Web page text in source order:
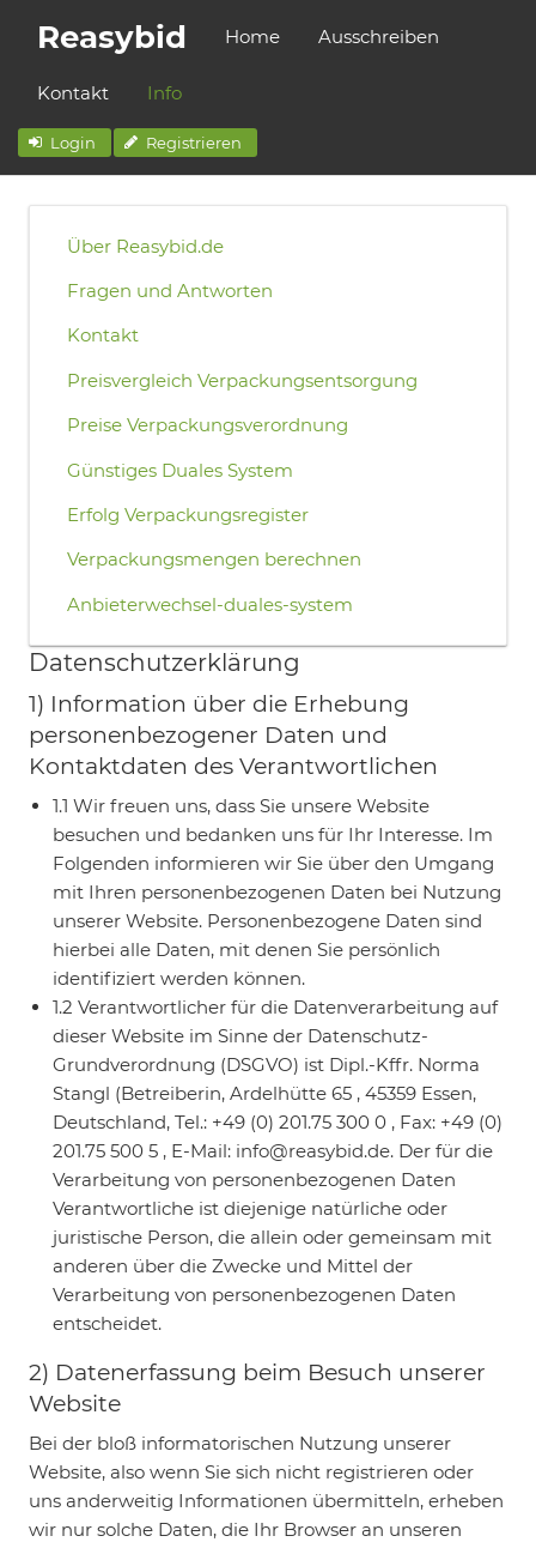
Reasybid Home Ausschreiben
Kontakt Info
Login Registrieren
Über Reasybid.de
Fragen und Antworten
Kontakt
Preisvergleich Verpackungsentsorgung
Preise Verpackungsverordnung
Günstiges Duales System
Erfolg Verpackungsregister
Verpackungsmengen berechnen
Anbieterwechsel-duales-system
Datenschutzerklärung
1) Information über die Erhebung
personenbezogener Daten und
Kontaktdaten des Verantwortlichen
1.1 Wir freuen uns, dass Sie unsere Website
besuchen und bedanken uns für Ihr Interesse. Im
Folgenden informieren wir Sie über den Umgang
mit Ihren personenbezogenen Daten bei Nutzung
unserer Website. Personenbezogene Daten sind
hierbei alle Daten, mit denen Sie persönlich
identifiziert werden können.
1.2 Verantwortlicher für die Datenverarbeitung auf
dieser Website im Sinne der Datenschutz-
Grundverordnung (DSGVO) ist Dipl.-Kffr. Norma
Stangl (Betreiberin, Ardelhütte 65 , 45359 Essen,
Deutschland, Tel.: +49 (0) 201.75 300 0 , Fax: +49 (0)
201.75 500 5 , E-Mail: info@reasybid.de. Der für die
Verarbeitung von personenbezogenen Daten
Verantwortliche ist diejenige natürliche oder
juristische Person, die allein oder gemeinsam mit
anderen über die Zwecke und Mittel der
Verarbeitung von personenbezogenen Daten
entscheidet.
2) Datenerfassung beim Besuch unserer
Website
Bei der bloß informatorischen Nutzung unserer
Website, also wenn Sie sich nicht registrieren oder
uns anderweitig Informationen übermitteln, erheben
wir nur solche Daten, die Ihr Browser an unseren